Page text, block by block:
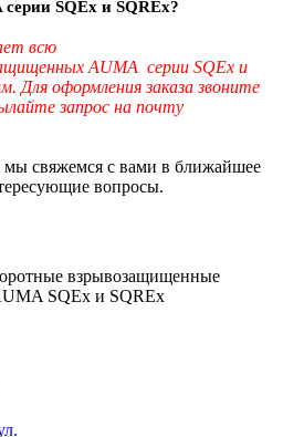
SQEx и SQREx?
вcю
AUMA серии SQEx и
Для оформления заказа звоните
запрос на почту
мы свяжемся с вами в ближайшее
вопросы.
взрывозащищенные
SQEx и SQREx